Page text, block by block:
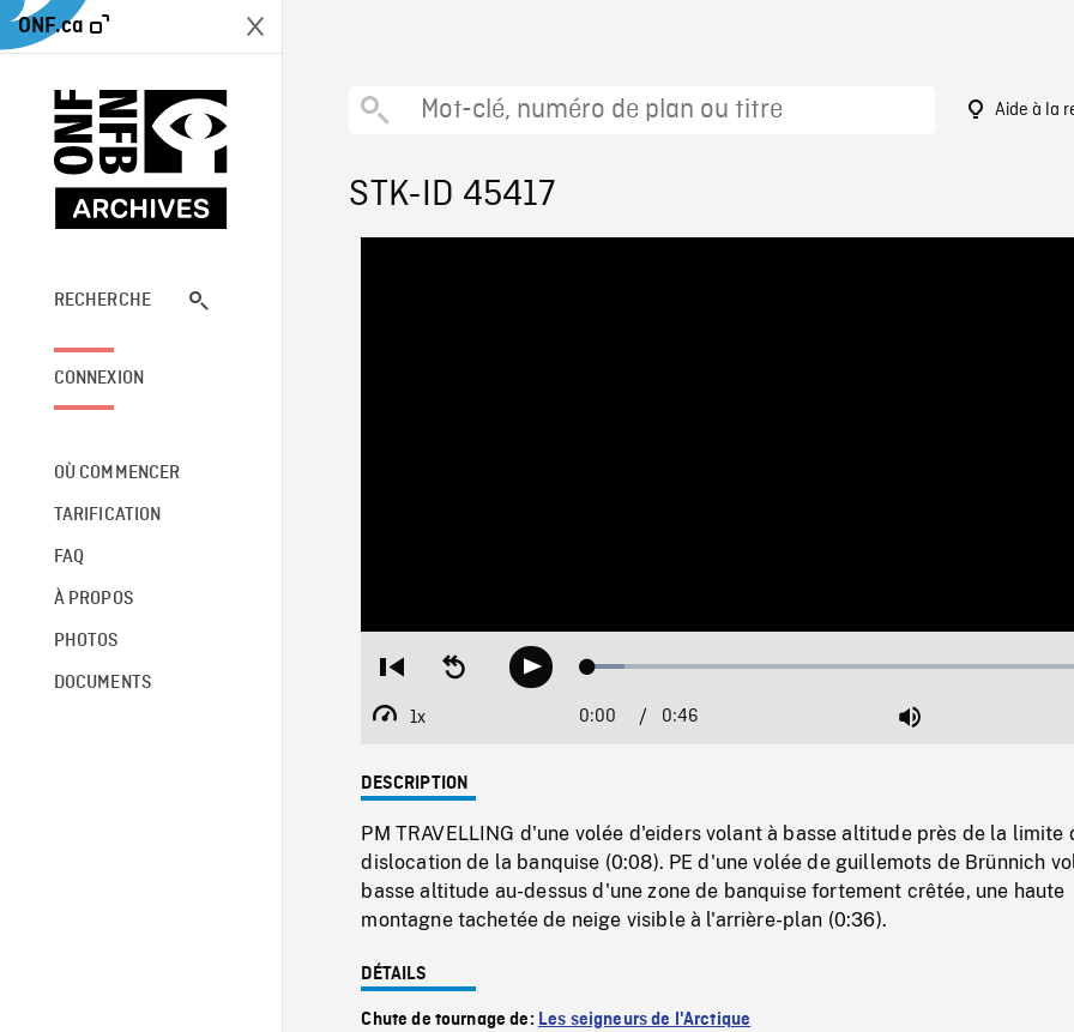
ONF.ca
RECHERCHE
CONNEXION
OÙ COMMENCER
TARIFICATION
FAQ
À PROPOS
PHOTOS
DOCUMENTS
Aide à la
STK-ID 45417
Restart
beginning
Seek
backwardPlay Loaded:
1x
Playback
Current
0:00 / Duration
0:46 Mute
DESCRIPTION
PM TRAVELLING d'une volée d'eiders volant à basse altitude près de la limite
dislocation de la banquise (0:08). PE d'une volée de guillemots de Brünnich
basse altitude au-dessus d'une zone de banquise fortement crêtée, une haute
montagne tachetée de neige visible à l'arrière-plan (0:36).
DÉTAILS
Chute de tournage de: Les seigneurs de l'Arctique